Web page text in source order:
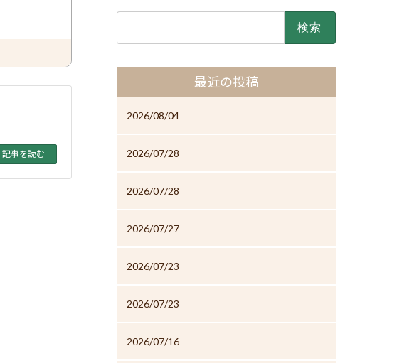
記事を読む
最近の投稿
2026/08/04
2026/07/28
2026/07/28
2026/07/27
2026/07/23
2026/07/23
2026/07/16